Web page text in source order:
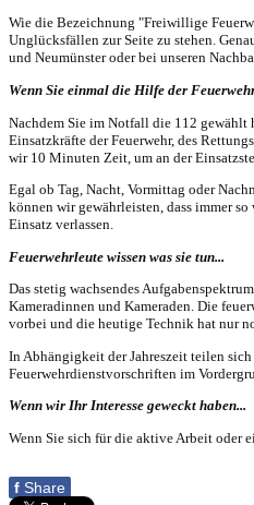
Wie die Bezeichnung "Freiwillige
Unglücksfällen zur Seite zu stehen.
und Neumünster oder bei unseren
Wenn Sie einmal die Hilfe der
Nachdem Sie im Notfall die 112 gewählt
Einsatzkräfte der Feuerwehr, des
wir 10 Minuten Zeit, um an der
Egal ob Tag, Nacht, Vormittag oder
können wir gewährleisten, dass immer
Einsatz verlassen.
Feuerwehrleute wissen was sie tun...
Das stetig wachsendes
Kameradinnen und Kameraden. Die
vorbei und die heutige Technik hat nur
In Abhängigkeit der Jahreszeit teilen
Feuerwehrdienstvorschriften im
Wenn wir Ihr Interesse geweckt haben...
Wenn Sie sich für die aktive Arbeit oder
f Share